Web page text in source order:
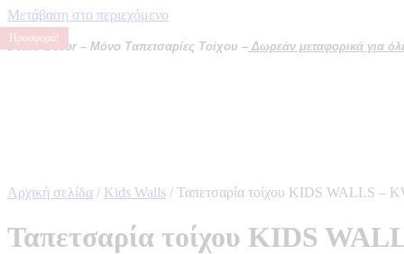
Μετάβαση στο περιεχόμενο
Domo Decor – Μόνο Ταπετσαρίες Τοίχου – Δωρεάν μεταφορικά για
Αρχική σελίδα / Kids Walls / Ταπετσαρία τοίχου KIDS WALLS –
Ταπετσαρία τοίχου KIDS
Προσφορά!
Προσφορά!
Προσφορά!
Προσφορά!